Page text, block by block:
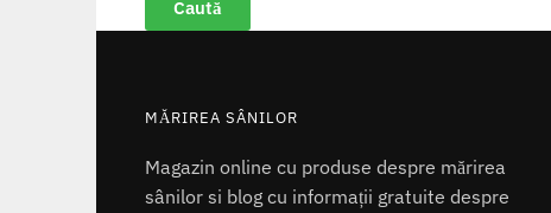
MĂRIREA SÂNILOR
Magazin online cu produse despre mărirea
sânilor si blog cu informații gratuite despre